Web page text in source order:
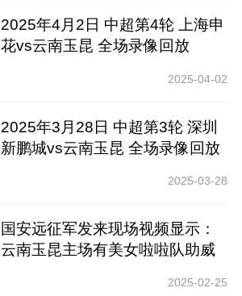
2025年4月2日 中超第4轮 上海申
花vs云南玉昆 全场录像回放
2025-04-02
2025年3月28日 中超第3轮 深圳
新鹏城vs云南玉昆 全场录像回放
2025-03-28
国安远征军发来现场视频显示：
云南玉昆主场有美女啦啦队助威
2025-02-25